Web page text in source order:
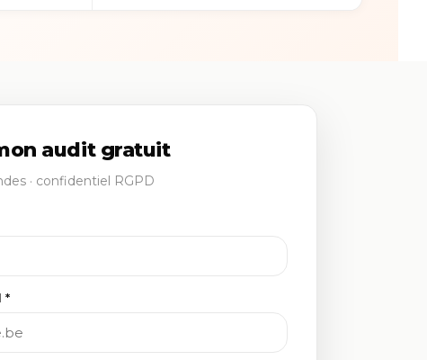
audit gratuit
· confidentiel RGPD
*